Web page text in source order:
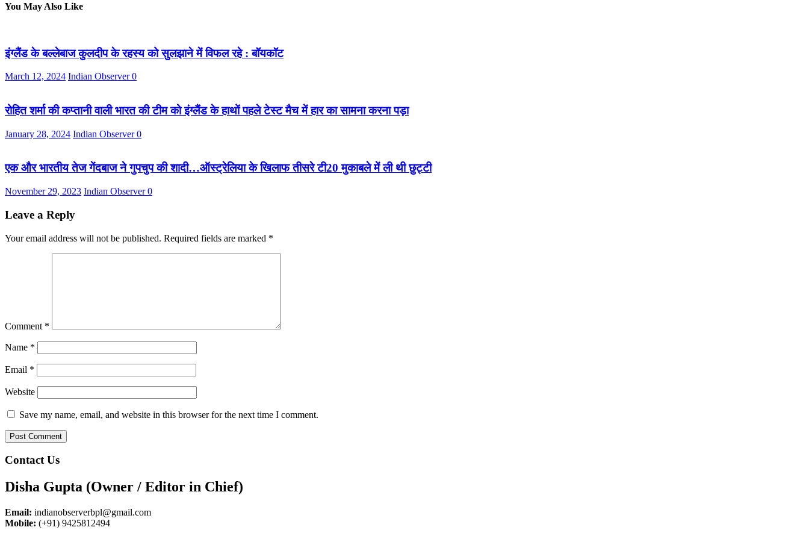
You May Also Like
इंग्लैंड के बल्लेबाज कुलदीप के रहस्य को सुलझाने में विफल रहे : बॉयकॉट
March 12, 2024 Indian Observer0
रोहित शर्मा की कप्तानी वाली भारत की टीम को इंग्लैंड के हाथों पहले टेस्ट मैच में हार का सामना करना पड़ा
January 28, 2024 Indian Observer0
एक और भारतीय तेज गेंदबाज ने गुपचुप की शादी…ऑस्ट्रेलिया के खिलाफ तीसरे टी20 मुकाबले में ली थी छुट्टी
November 29, 2023 Indian Observer0
Leave a Reply
Your email address will not be published. Required fields are marked *
Comment *
Name *
Email *
Website
Save my name, email, and website in this browser for the next time I comment.
Contact Us
Disha Gupta (Owner / Editor in Chief)
Email: indianobserverbpl@gmail.com
Mobile: (+91) 9425812494